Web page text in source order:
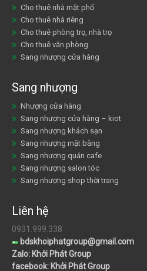
Cho thuê nhà mặt phố
Cho thuê nhà riêng
Cho thuê phòng trọ, nhà trọ
Cho thuê văn phòng
Sang nhượng cửa hàng
Sang nhượng
Nhượng cửa hàng
Sang nhượng cửa hàng – kiot
Sang nhượng khách sạn
Sang nhượng mặt bằng
Sang nhượng quán cafe
Sang nhượng salon tóc
Sang nhượng shop thời trang
Liên hệ
0931.999.338
bdskhoiphatgroup@gmail.com
Zalo: Khởi Phát Group
facebook: Khởi Phát Group